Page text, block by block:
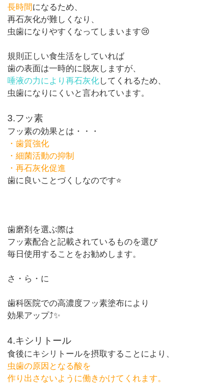
長時間になるため、
再石灰化が難しくなり、
虫歯になりやすくなってしまいます😢
規則正しい食生活をしていれば
歯の表面は一時的に脱灰しますが、
唾液の力により再石灰化してくれるため、
虫歯になりにくいと言われています。
3.フッ素
フッ素の効果とは・・・
・歯質強化
・細菌活動の抑制
・再石灰化促進
歯に良いことづくしなのです⭐️
歯磨剤を選ぶ際は
フッ素配合と記載されているものを選び
毎日使用することをお勧めします。
さ・ら・に
歯科医院での高濃度フッ素塗布により
効果アップ⤴️✨
4.キシリトール
食後にキシリトールを摂取することにより、
虫歯の原因となる酸を
作り出さないように働きかけてくれます。